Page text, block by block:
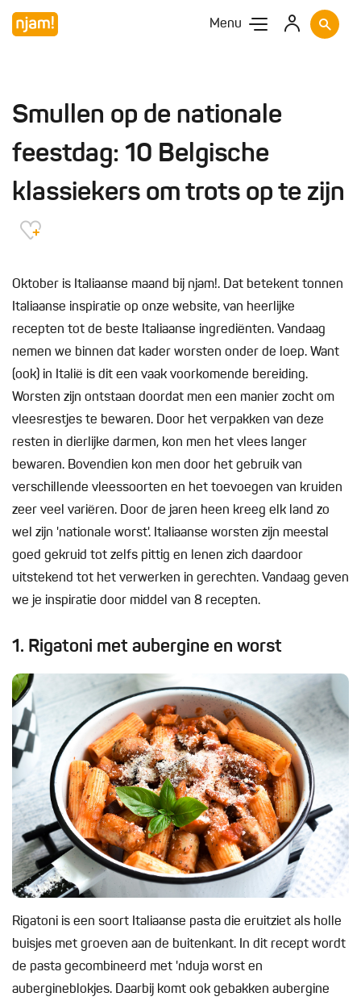
Menu
Smullen op de nationale
feestdag: 10 Belgische
klassiekers om trots op te zijn
Oktober is Italiaanse maand bij njam!. Dat betekent tonnen
Italiaanse inspiratie op onze website, van heerlijke
recepten tot de beste Italiaanse ingrediënten. Vandaag
nemen we binnen dat kader worsten onder de loep. Want
(ook) in Italië is dit een vaak voorkomende bereiding.
Worsten zijn ontstaan doordat men een manier zocht om
vleesrestjes te bewaren. Door het verpakken van deze
resten in dierlijke darmen, kon men het vlees langer
bewaren. Bovendien kon men door het gebruik van
verschillende vleessoorten en het toevoegen van kruiden
zeer veel variëren. Door de jaren heen kreeg elk land zo
wel zijn 'nationale worst'. Italiaanse worsten zijn meestal
goed gekruid tot zelfs pittig en lenen zich daardoor
uitstekend tot het verwerken in gerechten. Vandaag geven
we je inspiratie door middel van 8 recepten.
1. Rigatoni met aubergine en worst
Rigatoni is een soort Italiaanse pasta die eruitziet als holle
buisjes met groeven aan de buitenkant. In dit recept wordt
de pasta gecombineerd met 'nduja worst en
aubergineblokjes. Daarbij komt ook gebakken aubergine